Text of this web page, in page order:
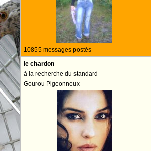
10855 messages postés
le chardon
à la recherche du standard
Gourou Pigeonneux